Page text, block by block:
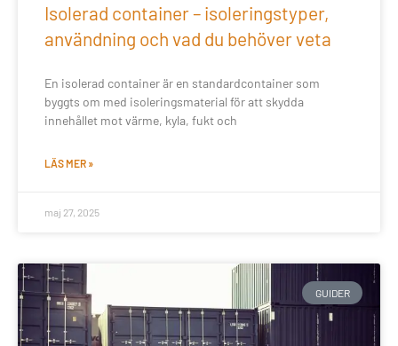
Isolerad container – isoleringstyper,
användning och vad du behöver veta
En isolerad container är en standardcontainer som
byggts om med isoleringsmaterial för att skydda
innehållet mot värme, kyla, fukt och
LÄS MER »
maj 27, 2025
GUIDER